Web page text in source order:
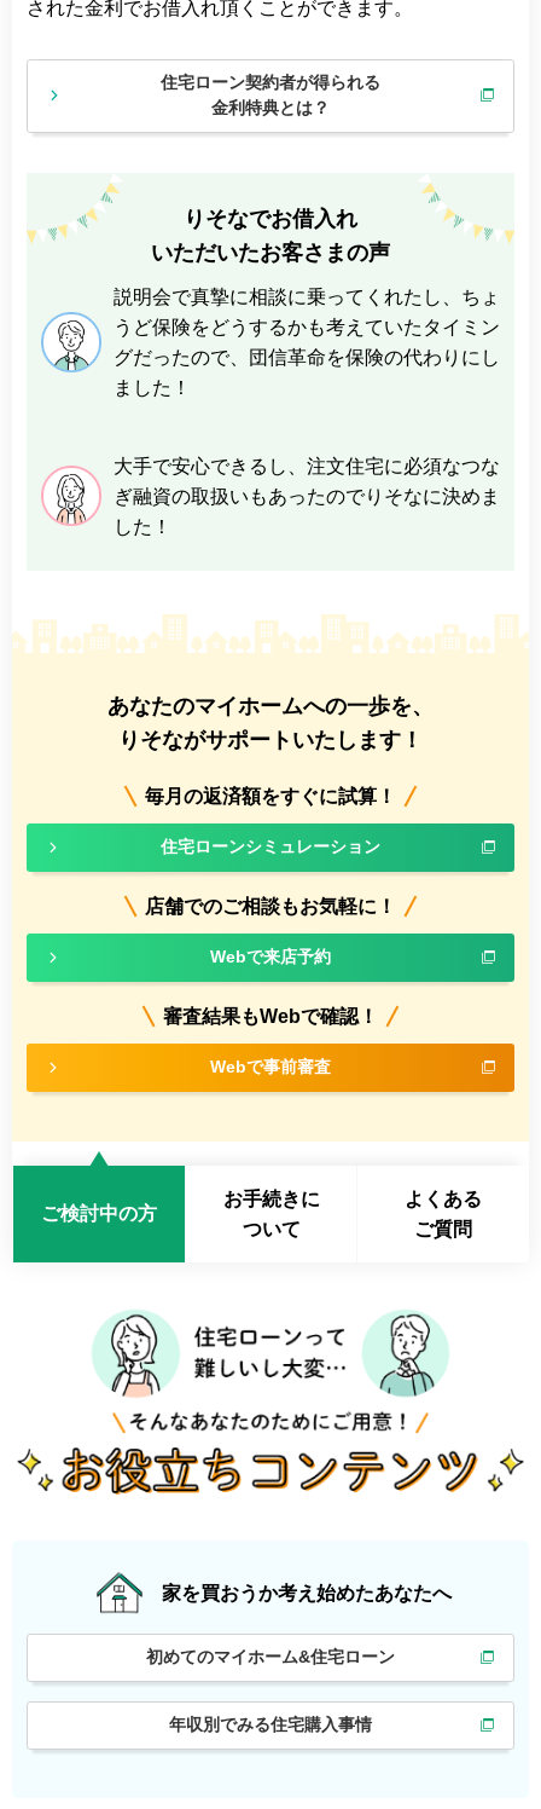
された金利でお借入れ頂くことができます。
住宅ローン契約者が得られる
金利特典とは？
りそなでお借入れ
いただいたお客さまの声
説明会で真摯に相談に乗ってくれたし、ちょ
うど保険をどうするかも考えていたタイミン
グだったので、団信革命を保険の代わりにし
ました！
大手で安心できるし、注文住宅に必須なつな
ぎ融資の取扱いもあったのでりそなに決めま
した！
あなたのマイホームへの一歩を、
りそながサポートいたします！
毎月の返済額をすぐに試算！
住宅ローンシミュレーション
店舗でのご相談もお気軽に！
Webで来店予約
審査結果もWebで確認！
Webで事前審査
ご検討中の方
お手続きに
ついて
よくある
ご質問
家を買おうか考え始めたあなたへ
初めてのマイホーム&住宅ローン
年収別でみる住宅購入事情